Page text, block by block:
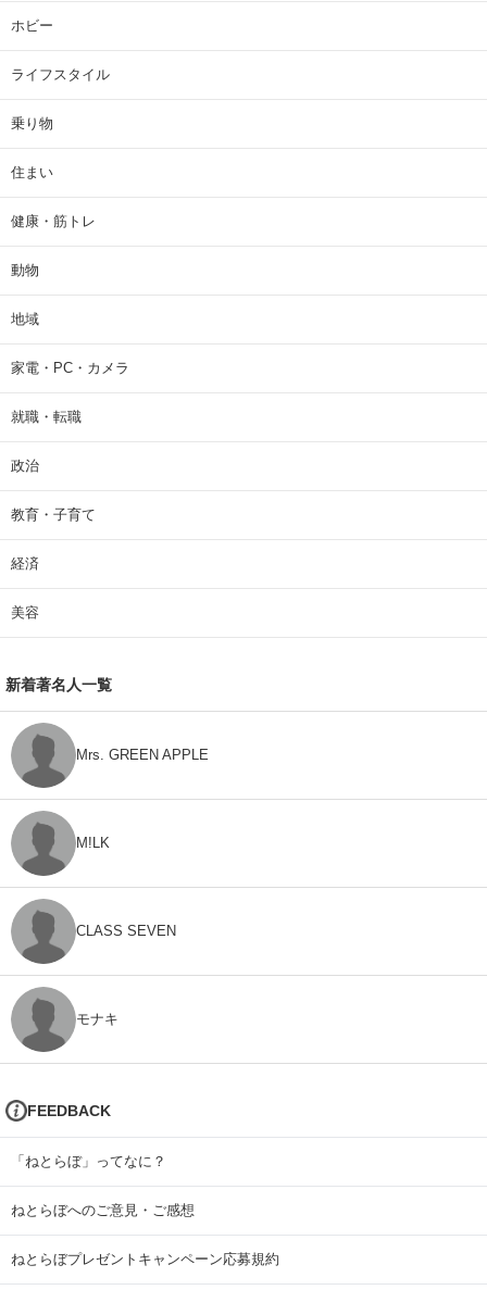
ホビー
ライフスタイル
乗り物
住まい
健康・筋トレ
動物
地域
家電・PC・カメラ
就職・転職
政治
教育・子育て
経済
美容
新着著名人一覧
Mrs. GREEN APPLE
M!LK
CLASS SEVEN
モナキ
FEEDBACK
「ねとらぼ」ってなに？
ねとらぼへのご意見・ご感想
ねとらぼプレゼントキャンペーン応募規約